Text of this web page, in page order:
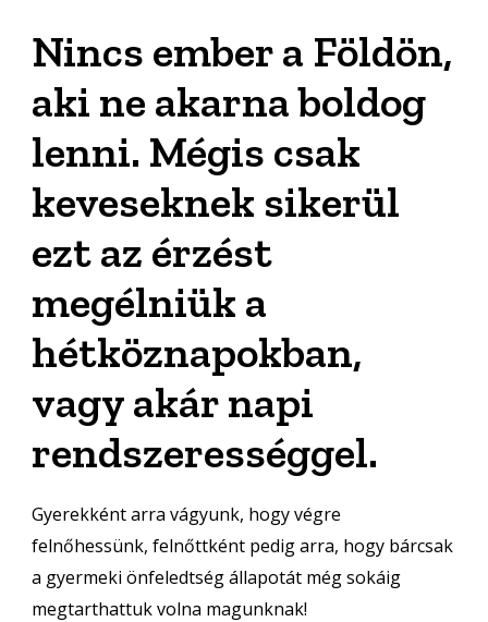
Nincs ember a Földön,
aki ne akarna boldog
lenni. Mégis csak
keveseknek sikerül
ezt az érzést
megélniük a
hétköznapokban,
vagy akár napi
rendszerességgel.
Gyerekként arra vágyunk, hogy végre
felnőhessünk, felnőttként pedig arra, hogy bárcsak
a gyermeki önfeledtség állapotát még sokáig
megtarthattuk volna magunknak!